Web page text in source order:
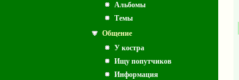
Альбомы
Темы
Общение
У костра
Ищу попутчиков
Информация